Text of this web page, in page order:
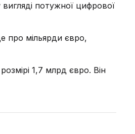
потужної цифрової
про мільярди євро,
1,7 млрд євро. Він